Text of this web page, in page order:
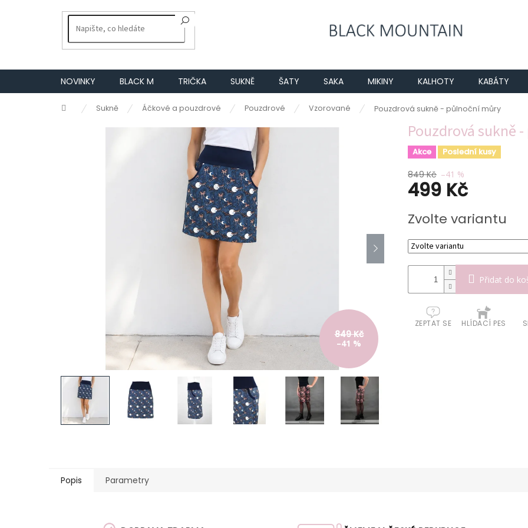
NOVINKY BLACK M TRIČKA SUKNĚ ŠATY SAKA MIKINY KALHOTY KABÁTY
Domů Sukně Áčkové a pouzdrové Pouzdrové Vzorované Pouzdrová sukně - půlnoční můry
Pouzdrová sukně
Akce Poslední kusy
849 Kč
–41 %
849 Kč –41 %
499 Kč
cena:
Zvolte variantu
Přidat do
ZEPTAT SE HLÍDACÍ PES
Popis Parametry